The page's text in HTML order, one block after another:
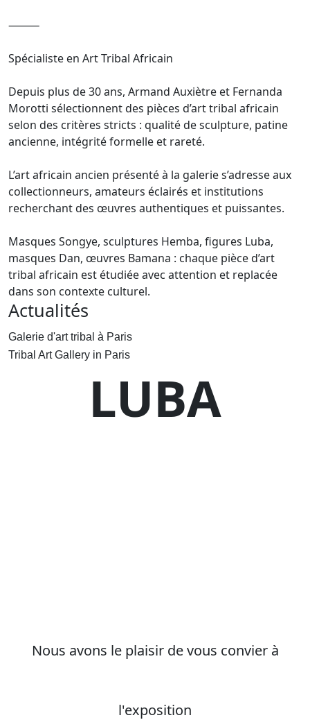
⸻
Spécialiste en Art Tribal Africain
Depuis plus de 30 ans, Armand Auxiètre et Fernanda
Morotti sélectionnent des pièces d’art tribal africain
selon des critères stricts : qualité de sculpture, patine
ancienne, intégrité formelle et rareté.
L’art africain ancien présenté à la galerie s’adresse aux
collectionneurs, amateurs éclairés et institutions
recherchant des œuvres authentiques et puissantes.
Masques Songye, sculptures Hemba, figures Luba,
masques Dan, œuvres Bamana : chaque pièce d’art
tribal africain est étudiée avec attention et replacée
dans son contexte culturel.
Actualités
Galerie d'art tribal à Paris
Tribal Art Gallery in Paris
LUBA
Nous avons le plaisir de vous convier à
l'exposition